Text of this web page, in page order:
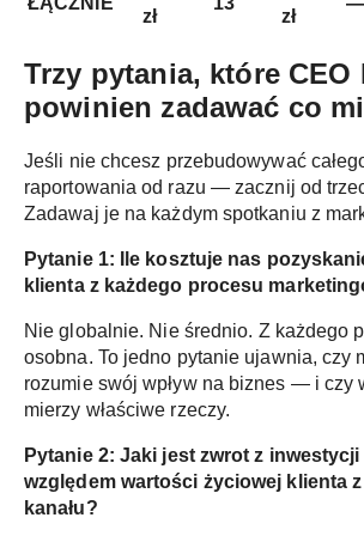
zł
zł
Trzy pytania, które CEO
powinien zadawać co
Jeśli nie chcesz przebudowywać
raportowania od razu — zacznij od
Zadawaj je na każdym spotkaniu z
Pytanie 1:
Ile kosztuje nas
klienta z każdego procesu
Nie globalnie. Nie średnio. Z każdego
osobna. To jedno pytanie ujawnia, czy
rozumie swój wpływ na biznes — i czy
mierzy właściwe rzeczy.
Pytanie 2: Jaki jest zwrot z inwestycji
względem wartości życiowej klienta
kanału?